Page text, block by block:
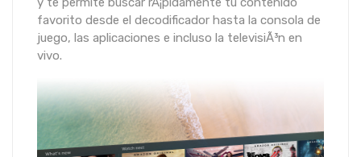
favorito desde el decodificador hasta la consola de
juego, las aplicaciones e incluso la televisiÃ³n en
vivo.